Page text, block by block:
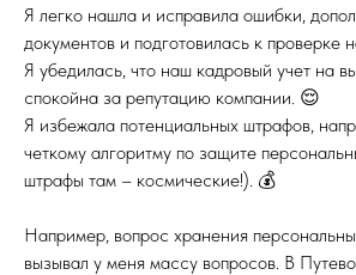
Я легко нашла и исправила ошибки,
документов и подготовилась к проверке
Я убедилась, что наш кадровый учет на
спокойна за репутацию компании. 😌
Я избежала потенциальных штрафов,
четкому алгоритму по защите
штрафы там – космические!). 💰
Например, вопрос хранения
вызывал у меня массу вопросов. В